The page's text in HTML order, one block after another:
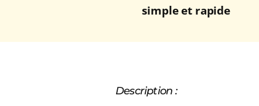
simple et rapide
Description :